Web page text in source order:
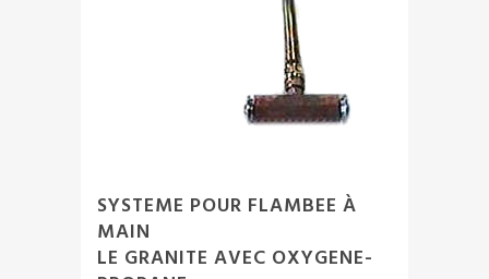
SYSTEME POUR FLAMBEE À
MAIN
LE GRANITE AVEC OXYGENE-